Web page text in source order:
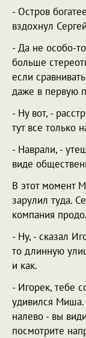
- Остров
вздохнул
- Да не особо-то
больше
если
даже в первую
- Ну вот, -
тут все только
- Наврали, -
виде
В этот момент
зарулил туда.
компания
- Ну, - сказал
то длинную
и как.
- Игорек, тебе
удивился Миша.
налево - вы
посмотрите